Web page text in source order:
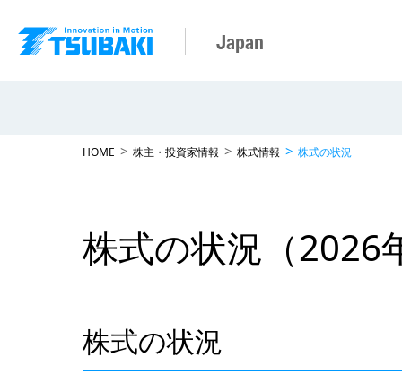
Japan
HOME 株主・投資家情報 株式情報 株式の状況
株式の状況 （
株式の状況